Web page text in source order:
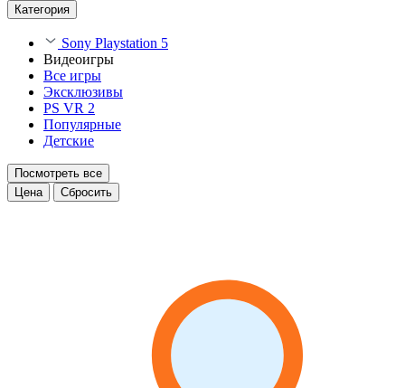
Категория
Sony Playstation 5
Видеоигры
Все игры
Эксклюзивы
PS VR 2
Популярные
Детские
Посмотреть все
Цена
Сбросить